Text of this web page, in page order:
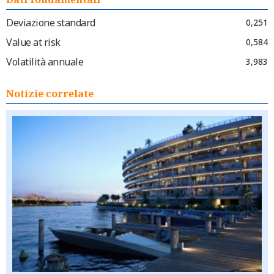
Deviazione standard
0,251
Value at risk 0,584
Volatilità annuale 3,983
Notizie correlate